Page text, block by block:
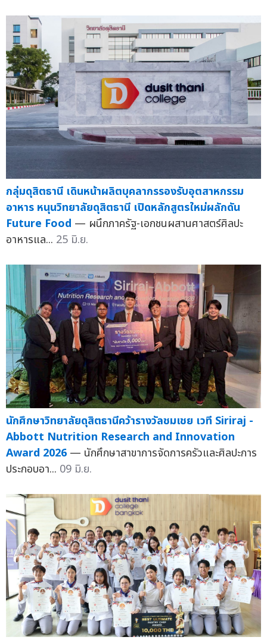
กลุ่มดุสิตธานี เดินหน้าผลิตบุคลากรรองรับอุตสาหกรรม
อาหาร หนุนวิทยาลัยดุสิตธานี เปิดหลักสูตรใหม่ผลักดัน
Future Food — ผนึกภาครัฐ-เอกชนผสานศาสตร์ศิลปะ
อาหารแล... 25 มิ.ย.
นักศึกษาวิทยาลัยดุสิตธานีคว้ารางวัลชมเชย เวที Siriraj -
Abbott Nutrition Research and Innovation
Award 2026 — นักศึกษาสาขาการจัดการครัวและศิลปะการ
ประกอบอา... 09 มิ.ย.